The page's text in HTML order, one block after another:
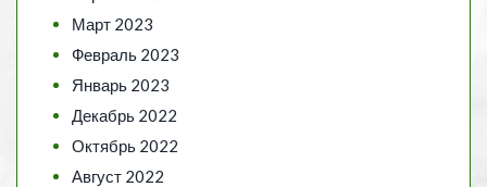
Март 2023
Февраль 2023
Январь 2023
Декабрь 2022
Октябрь 2022
Август 2022